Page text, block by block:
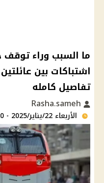
ما السبب وراء
تفاصيل كامله
الأربعاء 22/يناير/2025 - 10:20 م